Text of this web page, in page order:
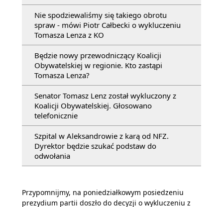
Nie spodziewaliśmy się takiego obrotu
spraw - mówi Piotr Całbecki o wykluczeniu
Tomasza Lenza z KO
Będzie nowy przewodniczący Koalicji
Obywatelskiej w regionie. Kto zastąpi
Tomasza Lenza?
Senator Tomasz Lenz został wykluczony z
Koalicji Obywatelskiej. Głosowano
telefonicznie
Szpital w Aleksandrowie z karą od NFZ.
Dyrektor będzie szukać podstaw do
odwołania
Przypomnijmy, na poniedziałkowym posiedzeniu
prezydium partii doszło do decyzji o wykluczeniu z